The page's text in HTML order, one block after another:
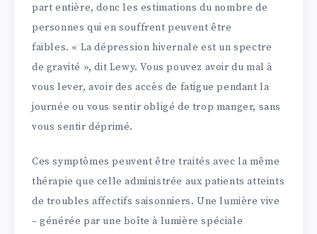
part entière, donc les estimations du nombre de
personnes qui en souffrent peuvent être
faibles. « La dépression hivernale est un spectre
de gravité », dit Lewy. Vous pouvez avoir du mal à
vous lever, avoir des accès de fatigue pendant la
journée ou vous sentir obligé de trop manger, sans
vous sentir déprimé.
Ces symptômes peuvent être traités avec la même
thérapie que celle administrée aux patients atteints
de troubles affectifs saisonniers. Une lumière vive
– générée par une boîte à lumière spéciale